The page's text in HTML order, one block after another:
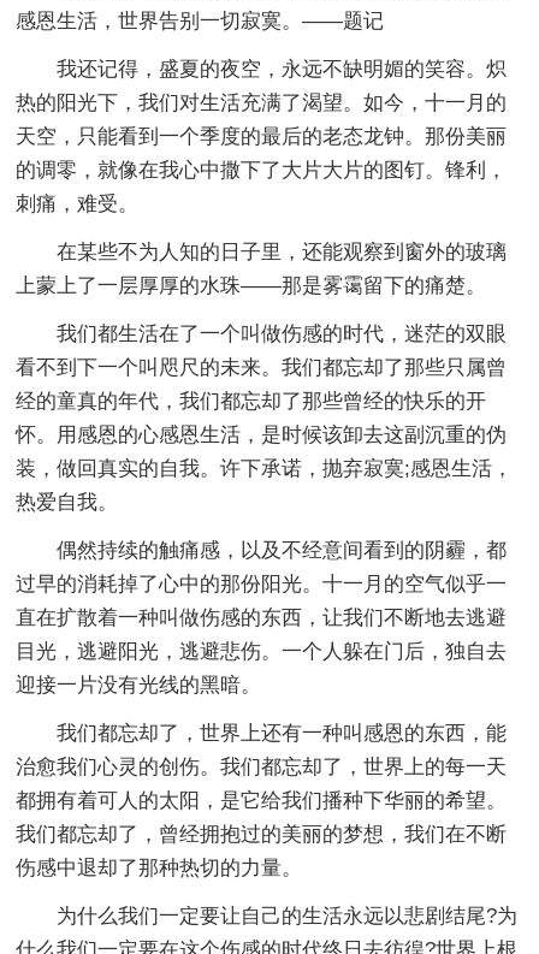
感恩生活，世界告别一切寂寞。——题记
我还记得，盛夏的夜空，永远不缺明媚的笑容。炽
热的阳光下，我们对生活充满了渴望。如今，十一月的
天空，只能看到一个季度的最后的老态龙钟。那份美丽
的调零，就像在我心中撒下了大片大片的图钉。锋利，
刺痛，难受。
在某些不为人知的日子里，还能观察到窗外的玻璃
上蒙上了一层厚厚的水珠——那是雾霭留下的痛楚。
我们都生活在了一个叫做伤感的时代，迷茫的双眼
看不到下一个叫咫尺的未来。我们都忘却了那些只属曾
经的童真的年代，我们都忘却了那些曾经的快乐的开
怀。用感恩的心感恩生活，是时候该卸去这副沉重的伪
装，做回真实的自我。许下承诺，抛弃寂寞;感恩生活，
热爱自我。
偶然持续的触痛感，以及不经意间看到的阴霾，都
过早的消耗掉了心中的那份阳光。十一月的空气似乎一
直在扩散着一种叫做伤感的东西，让我们不断地去逃避
目光，逃避阳光，逃避悲伤。一个人躲在门后，独自去
迎接一片没有光线的黑暗。
我们都忘却了，世界上还有一种叫感恩的东西，能
治愈我们心灵的创伤。我们都忘却了，世界上的每一天
都拥有着可人的太阳，是它给我们播种下华丽的希望。
我们都忘却了，曾经拥抱过的美丽的梦想，我们在不断
伤感中退却了那种热切的力量。
为什么我们一定要让自己的生活永远以悲剧结尾?为
什么我们一定要在这个伤感的时代终日去彷徨?世界上根